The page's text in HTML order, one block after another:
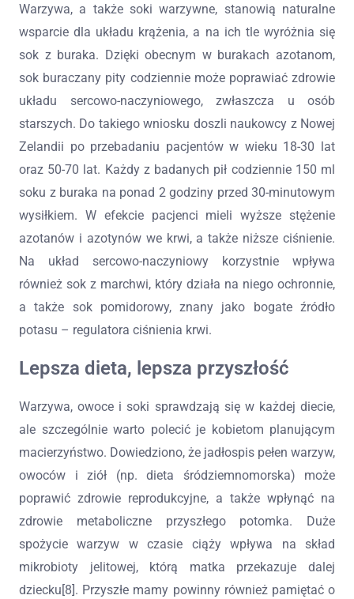
Warzywa, a także soki warzywne, stanowią naturalne
wsparcie dla układu krążenia, a na ich tle wyróżnia się
sok z buraka. Dzięki obecnym w burakach azotanom,
sok buraczany pity codziennie może poprawiać zdrowie
układu sercowo-naczyniowego, zwłaszcza u osób
starszych. Do takiego wniosku doszli naukowcy z Nowej
Zelandii po przebadaniu pacjentów w wieku 18-30 lat
oraz 50-70 lat. Każdy z badanych pił codziennie 150 ml
soku z buraka na ponad 2 godziny przed 30-minutowym
wysiłkiem. W efekcie pacjenci mieli wyższe stężenie
azotanów i azotynów we krwi, a także niższe ciśnienie.
Na układ sercowo-naczyniowy korzystnie wpływa
również sok z marchwi, który działa na niego ochronnie,
a także sok pomidorowy, znany jako bogate źródło
potasu – regulatora ciśnienia krwi.
Lepsza dieta, lepsza przyszłość
Warzywa, owoce i soki sprawdzają się w każdej diecie,
ale szczególnie warto polecić je kobietom planującym
macierzyństwo. Dowiedziono, że jadłospis pełen warzyw,
owoców i ziół (np. dieta śródziemnomorska) może
poprawić zdrowie reprodukcyjne, a także wpłynąć na
zdrowie metaboliczne przyszłego potomka. Duże
spożycie warzyw w czasie ciąży wpływa na skład
mikrobioty jelitowej, którą matka przekazuje dalej
dziecku[8]. Przyszłe mamy powinny również pamiętać o